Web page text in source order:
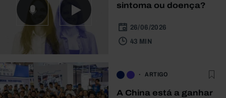
sintoma ou doença?
26/06/2026
43 MIN
ARTIGO
A China está a ganhar